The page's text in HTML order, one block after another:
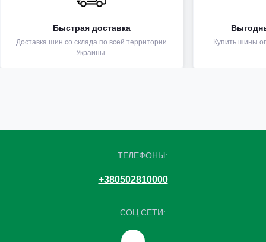
Быстрая доставка
Доставка шин со склада по всей территории
Украины.
Купить шины
ТЕЛЕФОНЫ:
+380502810000
СОЦ СЕТИ: